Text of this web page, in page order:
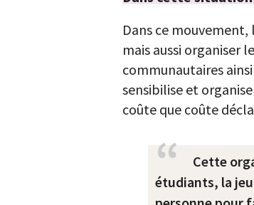
Dans ce
mais aussi organiser
communautaires
sensibilise et
coûte que coûte
Cette
étudiants, la